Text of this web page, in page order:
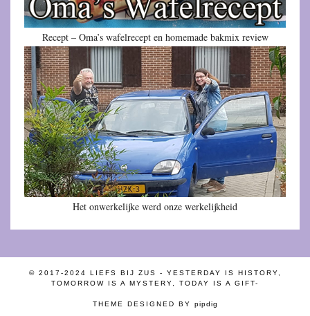
Recept – Oma’s wafelrecept en homemade bakmix review
Het onwerkelijke werd onze werkelijkheid
© 2017-2024 LIEFS BIJ ZUS - YESTERDAY IS HISTORY,
TOMORROW IS A MYSTERY, TODAY IS A GIFT-
THEME DESIGNED BY pipdig